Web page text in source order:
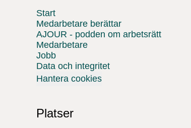
Start
Medarbetare berättar
AJOUR - podden om arbetsrätt
Medarbetare
Jobb
Data och integritet
Hantera cookies
Platser